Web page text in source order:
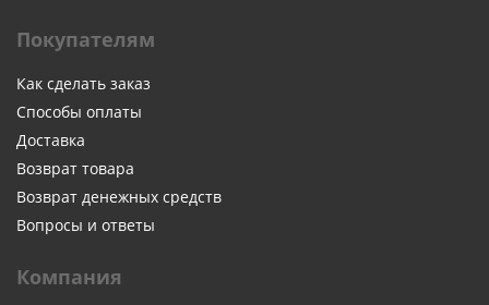
Покупателям
Как сделать заказ
Способы оплаты
Доставка
Возврат товара
Возврат денежных средств
Вопросы и ответы
Компания